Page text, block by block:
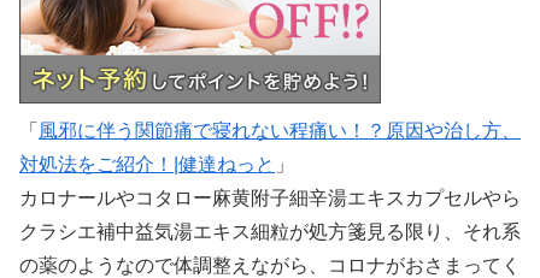
「 風邪に伴う関節痛で寝れない程痛い！？原因や治し方、
対処法をご紹介！|健達ねっと 」
カロナールやコタロー麻黄附子細辛湯エキスカプセルやら
クラシエ補中益気湯エキス細粒が処方箋見る限り、それ系
の薬のようなので体調整えながら、コロナがおさまってく